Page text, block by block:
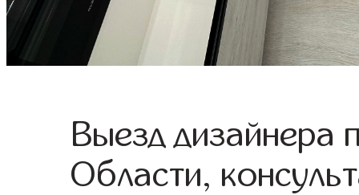
Выезд дизайнера
Области,